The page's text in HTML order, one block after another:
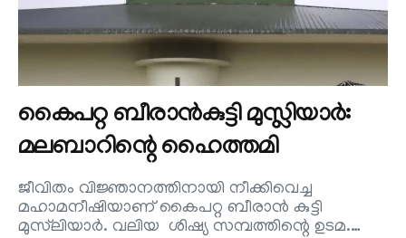
കൈപറ്റ ബീരാൻകുട്ടി മുസ്ലിയാർ:
മലബാറിന്റെ ഹൈത്തമി
ജീവിതം വിജ്ഞാനത്തിനായി നീക്കിവെച്ച
മഹാമനീഷിയാണ് കൈപറ്റ ബീരാൻ കുട്ടി
മുസ്‌ലിയാർ. വലിയ ശിഷ്യ സമ്പത്തിന്റെ ഉടമ.…